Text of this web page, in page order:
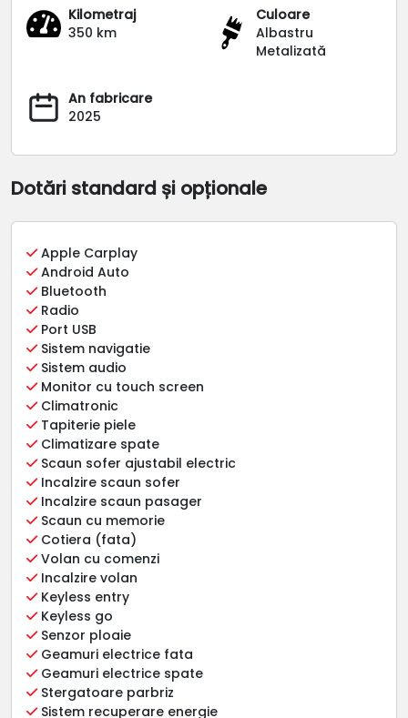
Kilometraj
350 km
Culoare
Albastru
Metalizată
An fabricare
2025
Dotări standard și opționale
Apple Carplay
Android Auto
Bluetooth
Radio
Port USB
Sistem navigatie
Sistem audio
Monitor cu touch screen
Climatronic
Tapiterie piele
Climatizare spate
Scaun sofer ajustabil electric
Incalzire scaun sofer
Incalzire scaun pasager
Scaun cu memorie
Cotiera (fata)
Volan cu comenzi
Incalzire volan
Keyless entry
Keyless go
Senzor ploaie
Geamuri electrice fata
Geamuri electrice spate
Stergatoare parbriz
Sistem recuperare energie